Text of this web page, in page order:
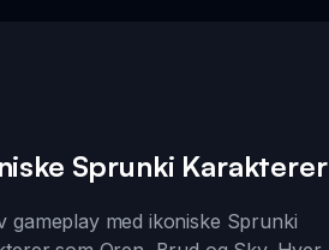
Sprunki Karakterer
gameplay med ikoniske Sprunki